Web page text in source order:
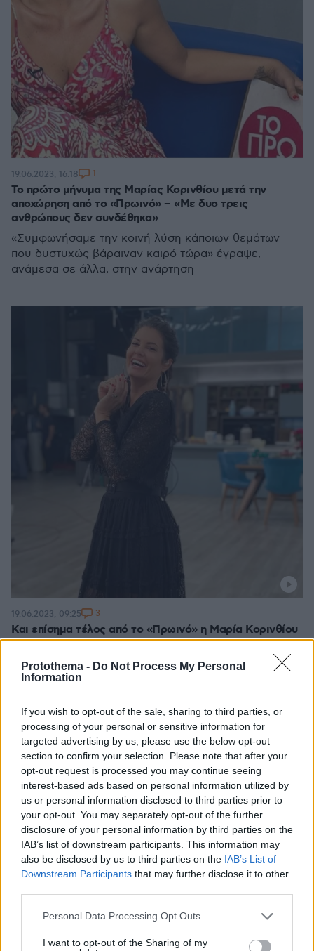
Protothema - Do Not Process My Personal
Information
If you wish to opt-out of the sale, sharing to third parties, or
processing of your personal or sensitive information for
targeted advertising by us, please use the below opt-out
section to confirm your selection. Please note that after your
opt-out request is processed you may continue seeing
interest-based ads based on personal information utilized by
us or personal information disclosed to third parties prior to
your opt-out. You may separately opt-out of the further
disclosure of your personal information by third parties on the
IAB’s list of downstream participants. This information may
also be disclosed by us to third parties on the IAB’s List of
Downstream Participants that may further disclose it to other
Please note that this website/app uses one or more Google
not limited to your visit or usage behaviour. You may click to
Personal Data Processing Opt Outs
I want to opt-out of the Sharing of my
Το πρώτο μήνυμα της Μαρίας Κορινθίου μετά την
αποχώρηση από το «Πρωινό» – «Με δυο τρεις
ανθρώπους δεν συνδέθηκα»
«Συμφωνήσαμε την κοινή λύση κάποιων θεμάτων
που δυστυχώς βάραιναν καιρό τώρα» έγραψε,
ανάμεσα σε άλλα, στην ανάρτηση
19.06.2023, 16:18 1
Και επίσημα τέλος από το «Πρωινό» η Μαρία Κορινθίου
- Η ανακοίνωση του ΑΝΤ1
«Έχω χάσει την υπομονή μου» δήλωσε το
Σαββατοκύριακο η ηθοποιός - Δείτε το βίντεο
19.06.2023, 09:25 3